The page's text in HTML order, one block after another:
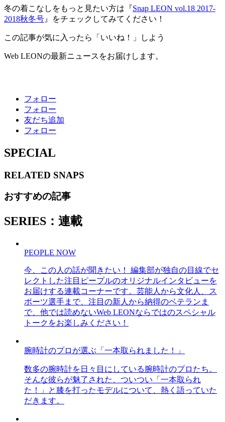
冬の着こなしをもっと見たい方は『Snap LEON vol.18 2017-
2018秋冬号 』をチェックしてみてください！
この記事が気に入ったら「いいね！」しよう
Web LEONの最新ニュースをお届けします。
フォロー
フォロー
友だち追加
フォロー
SPECIAL
RELATED SNAPS
おすすめの記事
SERIES：連載
PEOPLE NOW
今、この人の話が聞きたい！ 編集部が独自の目線でセ
レクトした注目ピープルのオリジナルインタビューを
お届けする連載コーナーです。芸能人から文化人、ス
ポーツ選手まで、注目の新人から納得のベテランま
で、他では読めないWeb LEONならではのスペシャル
トークをお楽しみください！
腕時計のプロが選ぶ「一本取られました！」
数多の腕時計を日々目にしている腕時計のプロたち。
そんな彼らが魅了された、ついつい「一本取られ
た！」と膝を打ったモデルについて、熱く語っていた
だきます。